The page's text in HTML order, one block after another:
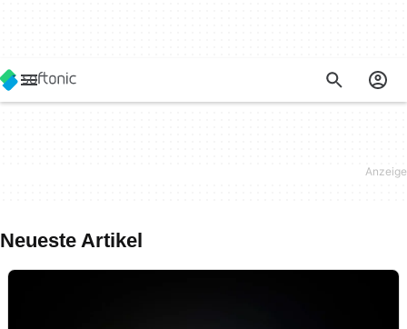
Neueste Artikel